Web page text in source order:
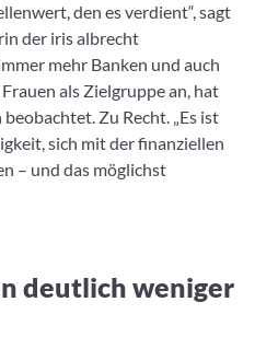
den es verdient“, sagt
der iris albrecht
mehr Banken und auch
als Zielgruppe an, hat
Zu Recht. „Es ist
sich mit der finanziellen
– und das möglichst
deutlich weniger